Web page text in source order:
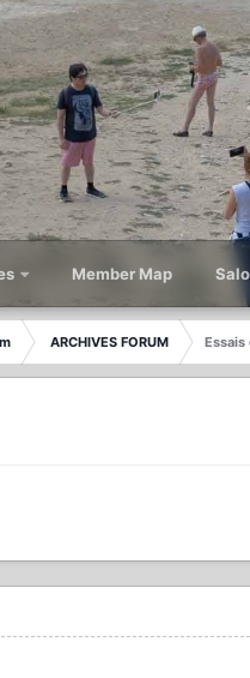
Member Map
ARCHIVES FORUM Essais